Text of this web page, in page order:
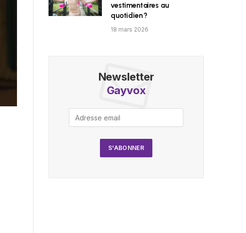
vestimentaires au
quotidien ?
18 mars 2026
Newsletter
Gayvox